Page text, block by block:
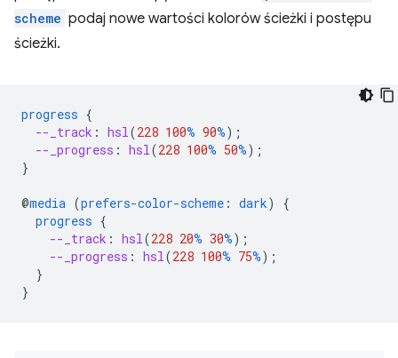
scheme podaj nowe wartości kolorów ścieżki i postępu
ścieżki.
progress {
--_track : hsl (228 100% 90%);
--_progress : hsl (228 100% 50%);
}
@media (prefers-color-scheme : dark)
{
progress {
--_track : hsl (228 20% 30%);
--_progress : hsl (228 100% 75%);
}
}